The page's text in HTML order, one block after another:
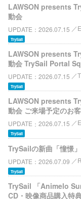
LAWSON presents
動会
UPDATE 2026.07.15
TrySail
LAWSON presents
動会 TrySail Portal
UPDATE 2026.07.15
TrySail
LAWSON presents
動会 ご来場予定のお
UPDATE 2026.07.15
TrySail
TrySailの新曲「憧憬
UPDATE 2026.07.09
TrySail
TrySail 「Animelo
CD・映像商品購入特